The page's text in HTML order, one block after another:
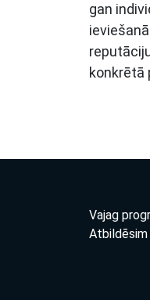
gan
konkrētā
Vajag
Atbildēsim